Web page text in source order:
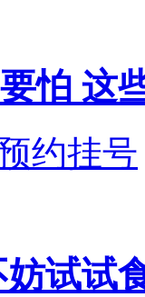
怕 这
约挂号
试试